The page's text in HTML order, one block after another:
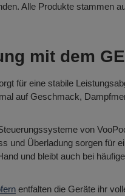
Alle Produkte stammen
mit dem
für eine stabile
auf Geschmack,
von
und Überladung sorgen für
und bleibt auch bei
entfalten die Geräte ihr